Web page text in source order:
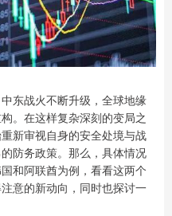
东战火不断升级，全球地缘
。在这样复杂深刻的变局之
新审视自身的安全处境与战
防务政策。那么，具体情况
和阿联酋为例，看看这两个
意的新动向，同时也探讨一